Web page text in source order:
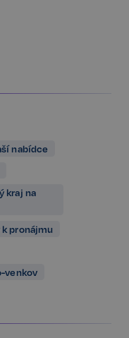
nabídce
kraj na
pronájmu
venkov